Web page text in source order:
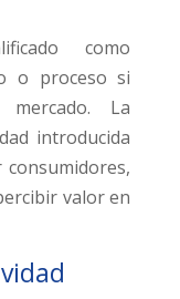
como
o proceso si
La
introducida
valor en